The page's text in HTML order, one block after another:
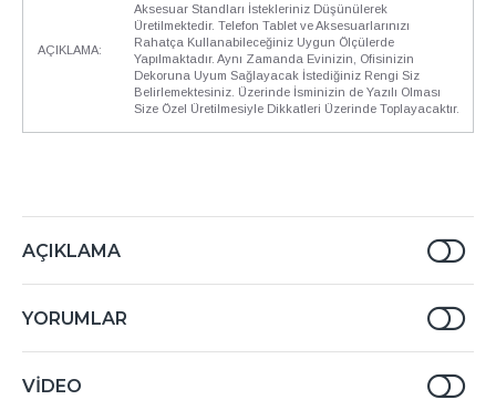
AÇIKLAMA:
Aksesuar Standları İstekleriniz Düşünülerek
Üretilmektedir. Telefon Tablet ve Aksesuarlarınızı
Rahatça Kullanabileceğiniz Uygun Ölçülerde
Yapılmaktadır. Aynı Zamanda Evinizin, Ofisinizin
Dekoruna Uyum Sağlayacak İstediğiniz Rengi Siz
Belirlemektesiniz. Üzerinde İsminizin de Yazılı Olması
Size Özel Üretilmesiyle Dikkatleri Üzerinde Toplayacaktır.
AÇIKLAMA
YORUMLAR
VIDEO